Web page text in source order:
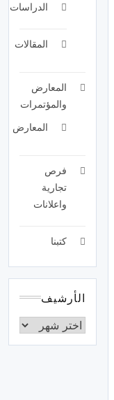
الدراسات
المقالات
المعارض
والمؤتمرات
المعارض
فرص
تجارية
واعلانات
كتبنا
الأرشيف